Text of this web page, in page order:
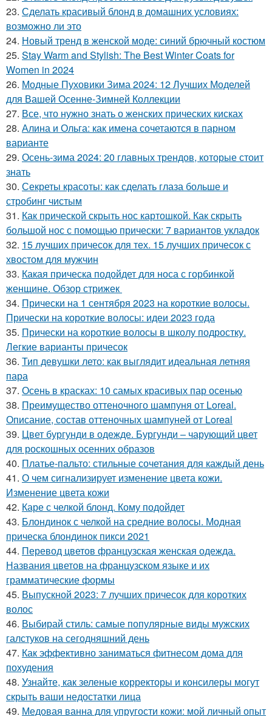
23. Сделать красивый блонд в домашних условиях:
возможно ли это
24. Новый тренд в женской моде: синий брючный костюм
25. Stay Warm and Stylish: The Best Winter Coats for
Women in 2024
26. Модные Пуховики Зима 2024: 12 Лучших Моделей
для Вашей Осенне-Зимней Коллекции
27. Все, что нужно знать о женских прических кисках
28. Алина и Ольга: как имена сочетаются в парном
варианте
29. Осень-зима 2024: 20 главных трендов, которые стоит
знать
30. Секреты красоты: как сделать глаза больше и
стробинг чистым
31. Как прической скрыть нос картошкой. Как скрыть
большой нос с помощью прически: 7 вариантов укладок
32. 15 лучших причесок для тех. 15 лучших причесок с
хвостом для мужчин
33. Какая прическа подойдет для носа с горбинкой
женщине. Обзор стрижек
34. Прически на 1 сентября 2023 на короткие волосы.
Прически на короткие волосы: идеи 2023 года
35. Прически на короткие волосы в школу подростку.
Легкие варианты причесок
36. Тип девушки лето: как выглядит идеальная летняя
пара
37. Осень в красках: 10 самых красивых пар осенью
38. Преимущество оттеночного шампуня от Loreal.
Описание, состав оттеночных шампуней от Loreal
39. Цвет бургунди в одежде. Бургунди – чарующий цвет
для роскошных осенних образов
40. Платье-пальто: стильные сочетания для каждый день
41. О чем сигнализирует изменение цвета кожи.
Изменение цвета кожи
42. Каре с челкой блонд. Кому подойдет
43. Блондинок с челкой на средние волосы. Модная
прическа блондинок пикси 2021
44. Перевод цветов французская женская одежда.
Названия цветов на французском языке и их
грамматические формы
45. Выпускной 2023: 7 лучших причесок для коротких
волос
46. Выбирай стиль: самые популярные виды мужских
галстуков на сегодняшний день
47. Как эффективно заниматься фитнесом дома для
похудения
48. Узнайте, как зеленые корректоры и консилеры могут
скрыть ваши недостатки лица
49. Медовая ванна для упругости кожи: мой личный опыт